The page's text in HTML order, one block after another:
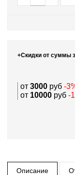
+Скидки от суммы
от 3000 руб -
от 10000 руб -
Описание